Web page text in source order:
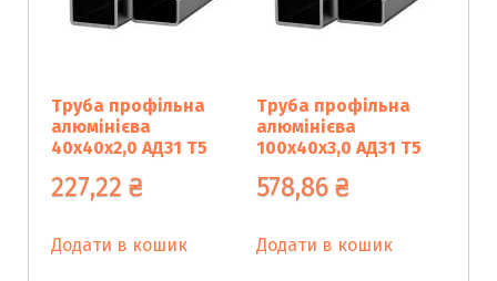
Труба профільна
алюмінієва
40х40х2,0 АД31 Т5
227,22 ₴
Додати в кошик
Труба профільна
алюмінієва
100х40х3,0 АД31 Т5
578,86₴
Додати в кошик